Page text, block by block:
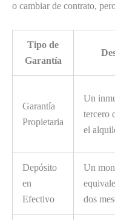
o cambiar de contrato,
Tipo de
Garantía
Garantía
Propietaria
Un
tercero
el
Depósito
en
Efectivo
Un
dos